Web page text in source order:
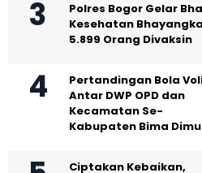
Polres Bogor Gelar
Kesehatan
5.899 Orang Divaksin
Pertandingan Bola
Antar DWP OPD dan
Kecamatan Se-
Kabupaten Bima
Ciptakan Kebaikan,